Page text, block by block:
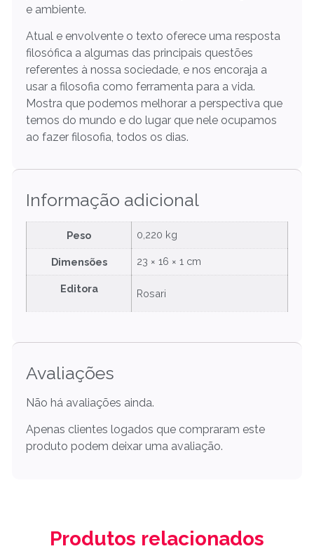
e ambiente.
Atual e envolvente o texto oferece uma resposta
filosófica a algumas das principais questões
referentes à nossa sociedade, e nos encoraja a
usar a filosofia como ferramenta para a vida.
Mostra que podemos melhorar a perspectiva que
temos do mundo e do lugar que nele ocupamos
ao fazer filosofia, todos os dias.
Informação adicional
Peso 0,220 kg
Dimensões 23 × 16 × 1 cm
Editora Rosari
Avaliações
Não há avaliações ainda.
Apenas clientes logados que compraram este
produto podem deixar uma avaliação.
Produtos relacionados